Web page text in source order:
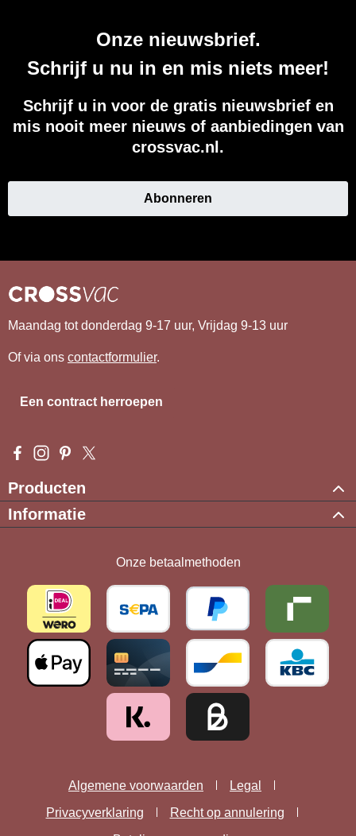
Onze nieuwsbrief.
Schrijf u nu in en mis niets meer!
Schrijf u in voor de gratis nieuwsbrief en
mis nooit meer nieuws of aanbiedingen van
crossvac.nl.
Abonneren
Maandag tot donderdag 9-17 uur, Vrijdag 9-13 uur
Of via ons contactformulier.
Een contract herroepen
Visit us on Facebook – opens in a new browser tab (external
Check us out on Instagram – opens in a new browser tab
Get inspired on Pinterest – opens in a new browser
Follow us on X – opens in a new browser tab
Producten
Informatie
Onze betaalmethoden
Algemene voorwaarden
Legal
Privacyverklaring
Recht op annulering